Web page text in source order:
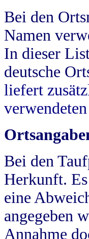
Bei den
Namen
In dieser
deutsche
liefert
Bei den
Herkunft.
eine
angegeben
Annahme